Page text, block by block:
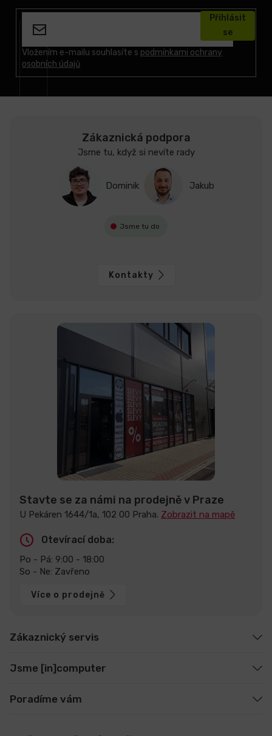
Vložením e-mailu souhlasíte s podmínkami ochrany
osobních údajů
Přihlásit
se
Zákaznická podpora
Jsme tu, když si nevíte rady
Dominik Jakub
Jsme tu do
Kontakty
Stavte se za námi na prodejně v Praze
U Pekáren 1644/1a, 102 00 Praha. Zobrazit na mapě
Otevírací doba:
Po - Pá: 9:00 - 18:00
So - Ne: Zavřeno
Více o prodejně
Zákaznický servis
Jsme [in]computer
Poradíme vám